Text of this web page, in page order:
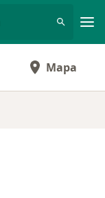
Mapa